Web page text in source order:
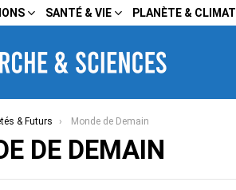
SANTÉ & VIE PLANÈTE & CLIMAT
& Futurs Monde de Demain
DE DEMAIN